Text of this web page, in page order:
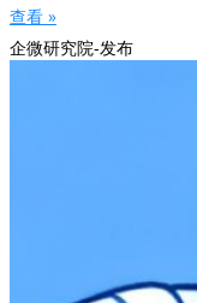
查看 »
企微研究院-发布